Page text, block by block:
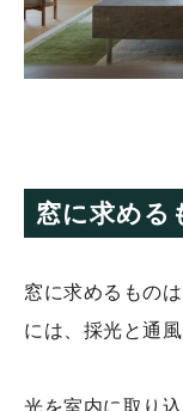
窓に求める
窓に求めるもの
には、採光と通